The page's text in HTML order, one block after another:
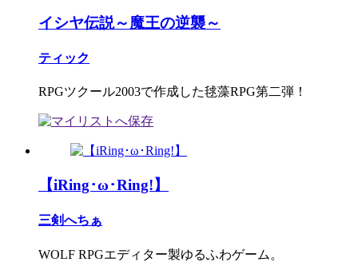
イシヤ伝説～魔王の逆襲～
ティック
RPGツクール2003で作成した毬藻RPG第二弾！
【iRing･ω･Ring!】
三剣へちぁ
WOLF RPGエディター製ゆるふわゲーム。